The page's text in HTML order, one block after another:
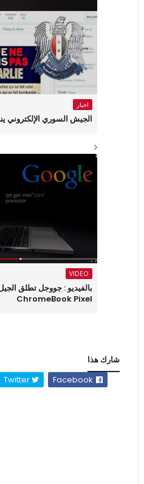
اخبار
الجيش السوري الإلكتروني
VIDEO
بالفيديو : جووجل تطلق
ChromeBook Pixel
شارك هذا
Twitter